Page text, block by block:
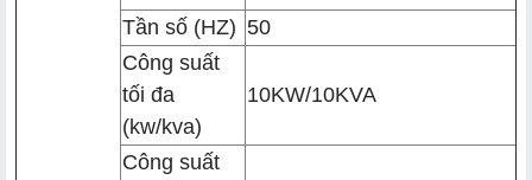
Tần số (HZ) 50
Công suất
tối đa
(kw/kva)
10KW/10KVA
Công suất